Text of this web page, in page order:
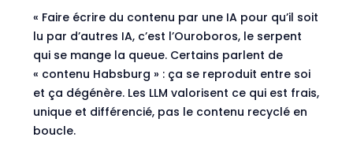
« Faire écrire du contenu par une IA pour qu’il soit
lu par d’autres IA, c’est l’Ouroboros, le serpent
qui se mange la queue. Certains parlent de
« contenu Habsburg » : ça se reproduit entre soi
et ça dégénère. Les LLM valorisent ce qui est frais,
unique et différencié, pas le contenu recyclé en
boucle.